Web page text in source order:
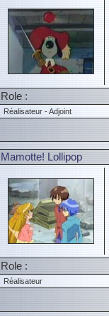
Role :
Réalisateur - Adjoint
Mamotte! Lollipop
Role :
Réalisateur